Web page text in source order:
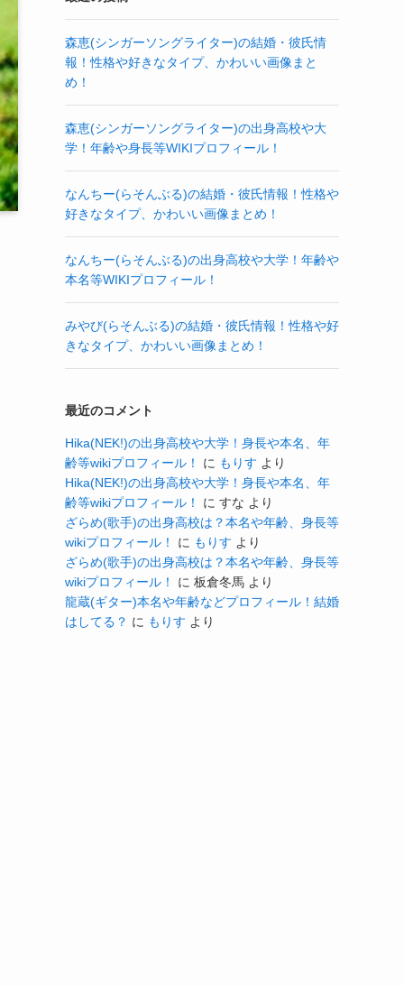
森恵(シンガーソングライター)の結婚・彼氏情
報！性格や好きなタイプ、かわいい画像まと
め！
森恵(シンガーソングライター)の出身高校や大
学！年齢や身長等WIKIプロフィール！
なんちー(らそんぶる)の結婚・彼氏情報！性格や
好きなタイプ、かわいい画像まとめ！
なんちー(らそんぶる)の出身高校や大学！年齢や
本名等WIKIプロフィール！
みやび(らそんぶる)の結婚・彼氏情報！性格や好
きなタイプ、かわいい画像まとめ！
最近のコメント
Hika(NEK!)の出身高校や大学！身長や本名、年
齢等wikiプロフィール！
に もりす より
Hika(NEK!)の出身高校や大学！身長や本名、年
齢等wikiプロフィール！
に すな より
ざらめ(歌手)の出身高校は？本名や年齢、身長等
wikiプロフィール！
に もりす より
ざらめ(歌手)の出身高校は？本名や年齢、身長等
wikiプロフィール！
に 板倉冬馬 より
龍蔵(ギター)本名や年齢などプロフィール！結婚
はしてる？ に もりす より